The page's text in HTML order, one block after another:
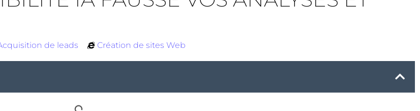
de leads Création de sites Web